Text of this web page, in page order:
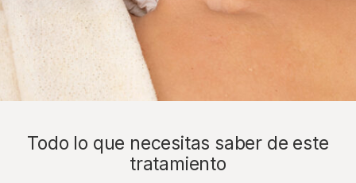
Todo lo que necesitas saber de este
tratamiento